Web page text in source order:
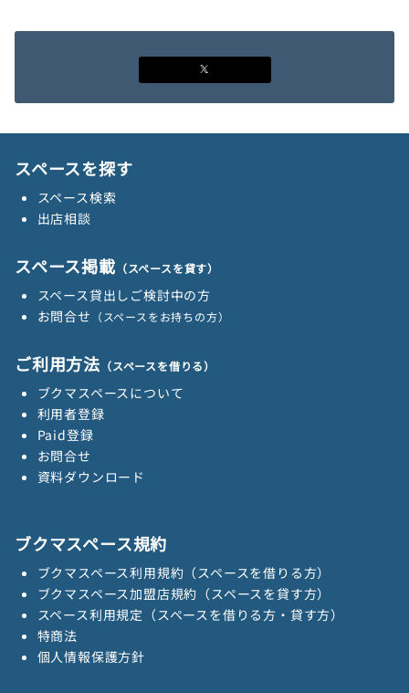
スペースを探す
スペース検索
出店相談
スペース掲載 （スペースを貸す）
スペース貸出しご検討中の方
お問合せ （スペースをお持ちの方）
ご利用方法 （スペースを借りる）
ブクマスペースについて
利用者登録
Paid登録
お問合せ
資料ダウンロード
ブクマスペース規約
ブクマスペース利用規約（スペースを借りる方）
ブクマスペース加盟店規約（スペースを貸す方）
スペース利用規定（スペースを借りる方・貸す方）
特商法
個人情報保護方針